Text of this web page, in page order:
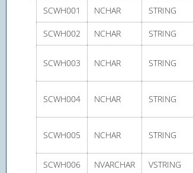
SCWH001 NCHAR STRING
SCWH002 NCHAR STRING
SCWH003 NCHAR STRING
SCWH004 NCHAR STRING
SCWH005 NCHAR STRING
SCWH006 NVARCHAR VSTRING